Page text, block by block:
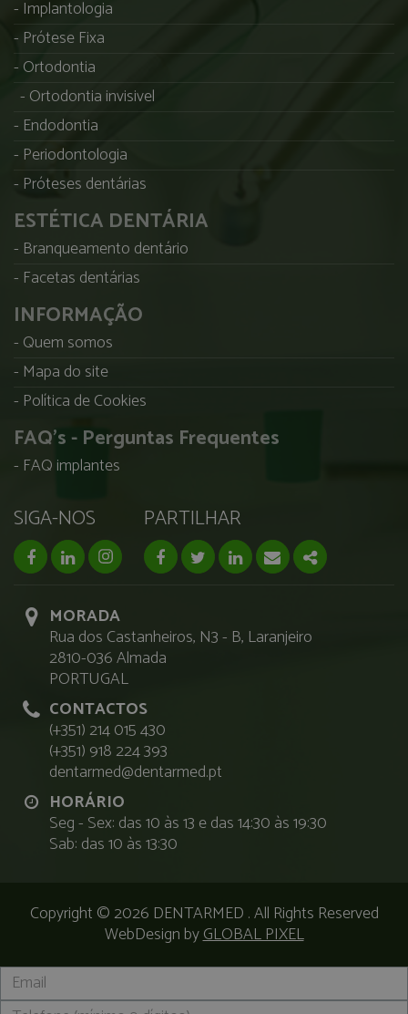
Implantologia
Prótese Fixa
Ortodontia
Ortodontia invisivel
Endodontia
Periodontologia
Próteses dentárias
ESTÉTICA DENTÁRIA
Branqueamento dentário
Facetas dentárias
INFORMAÇÃO
Quem somos
Mapa do site
Política de Cookies
FAQ's - Perguntas Frequentes
FAQ implantes
SIGA-NOS
facebook page
linkedin page
instagram page
PARTILHAR
Facebook
TwitterLinkedinEmail Share
MORADA
Rua dos Castanheiros, N3 - B, Laranjeiro
2810-036 Almada
PORTUGAL
CONTACTOS
(+351) 214 015 430
(+351) 918 224 393
dentarmed@dentarmed.pt
HORÁRIO
Seg - Sex: das 10 às 13 e das 14:30 às 19:30
Sab: das 10 às 13:30
Copyright © 2026 DENTARMED . All Rights Reserved
WebDesign byGLOBAL PIXEL